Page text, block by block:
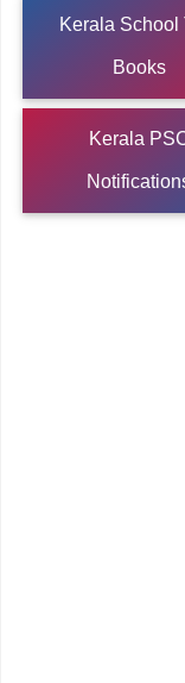
Kerala School
Books
Kerala